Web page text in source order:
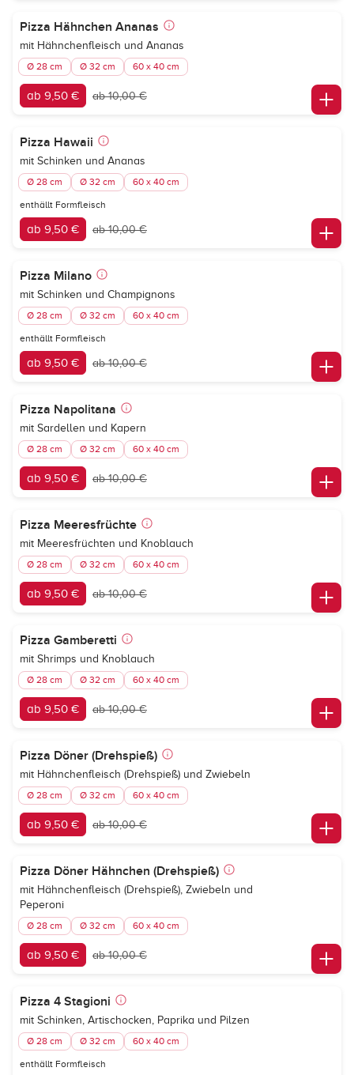
Pizza Hähnchen Ananas
mit Hähnchenfleisch und Ananas
Ø 28 cm Ø 32 cm 60 x 40 cm
ab 9,50 € ab 10,00 €
Pizza Hawaii
mit Schinken und Ananas
Ø 28 cm Ø 32 cm 60 x 40 cm
enthällt Formfleisch
ab 9,50 € ab 10,00 €
Pizza Milano
mit Schinken und Champignons
Ø 28 cm Ø 32 cm 60 x 40 cm
enthällt Formfleisch
ab 9,50 € ab 10,00 €
Pizza Napolitana
mit Sardellen und Kapern
Ø 28 cm Ø 32 cm 60 x 40 cm
ab 9,50 € ab 10,00 €
Pizza Meeresfrüchte
mit Meeresfrüchten und Knoblauch
Ø 28 cm Ø 32 cm 60 x 40 cm
ab 9,50 € ab 10,00 €
Pizza Gamberetti
mit Shrimps und Knoblauch
Ø 28 cm Ø 32 cm 60 x 40 cm
ab 9,50 € ab 10,00 €
Pizza Döner (Drehspieß)
mit Hähnchenfleisch (Drehspieß) und Zwiebeln
Ø 28 cm Ø 32 cm 60 x 40 cm
ab 9,50 € ab 10,00 €
Pizza Döner Hähnchen (Drehspieß)
mit Hähnchenfleisch (Drehspieß), Zwiebeln und
Peperoni
Ø 28 cm Ø 32 cm 60 x 40 cm
ab 9,50 € ab 10,00 €
Pizza 4 Stagioni
mit Schinken, Artischocken, Paprika und Pilzen
Ø 28 cm Ø 32 cm 60 x 40 cm
enthällt Formfleisch